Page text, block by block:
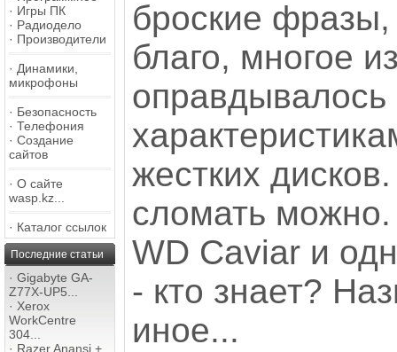
· Игры ПК
· Радиодело
· Производители
· Динамики,
микрофоны
· Безопасность
· Телефония
· Создание
сайтов
· О сайте
wasp.kz...
· Каталог ссылок
Последние статьи
· Gigabyte GA-
Z77X-UP5...
· Xerox
WorkCentre
304...
· Razer Anansi +
броские
благо, многое
жестких
сломать
WD Caviar и
- кто знает?
иное...